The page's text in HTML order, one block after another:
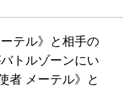
テル》と相手の
トルゾーンにい
者 メーテル》と